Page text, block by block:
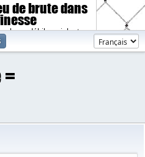
de brute dans
débiles, violents.